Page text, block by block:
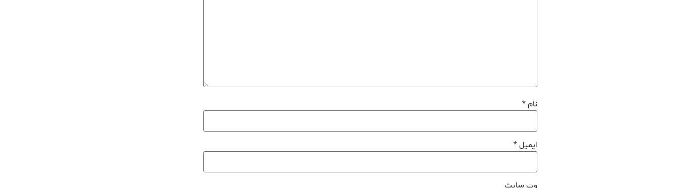
نام*
ایمیل*
وب‌ سایت